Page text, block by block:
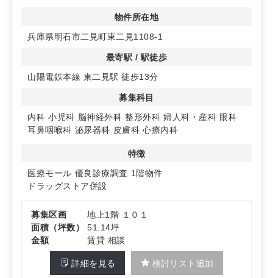
セスも安心です。患者様にとって利便性の高い環境を提供
特に内科、整形外科の診療圏データが優良で、地域医療に
物件所在地
兵庫県明石市二見町東二見1108-1
最寄駅 / 駅徒歩
山陽電鉄本線 東二見駅 徒歩13分
募集科目
内科 小児科 脳神経外科 整形外科 婦人科・産科 眼科
耳鼻咽喉科 泌尿器科 皮膚科 心療内科
特徴
医療モール 優良診療調査 1階物件
ドラッグストア併設
募集区画
地上1階 １０１
面積（坪数）
51.14坪
金額
賃貸 相談
詳細を見る 検討リスト追加